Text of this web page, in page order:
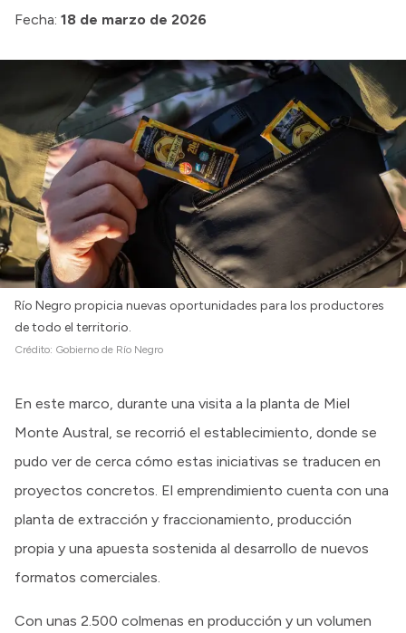
Fecha: 18 de marzo de 2026
Río Negro propicia nuevas oportunidades para los productores
de todo el territorio.
Crédito: Gobierno de Río Negro
En este marco, durante una visita a la planta de Miel
Monte Austral, se recorrió el establecimiento, donde se
pudo ver de cerca cómo estas iniciativas se traducen en
proyectos concretos. El emprendimiento cuenta con una
planta de extracción y fraccionamiento, producción
propia y una apuesta sostenida al desarrollo de nuevos
formatos comerciales.
Con unas 2.500 colmenas en producción y un volumen